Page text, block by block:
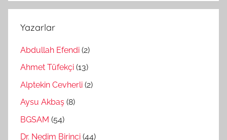
Yazarlar
Abdullah Efendi (2)
Ahmet Tüfekçi (13)
Alptekin Cevherli (2)
Aysu Akbaş (8)
BGSAM (54)
Dr. Nedim Birinci (44)